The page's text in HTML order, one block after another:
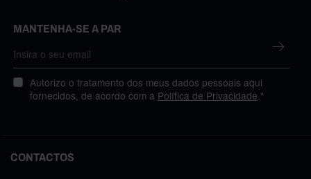
MANTENHA-SE A PAR
Autorizo o tratamento dos meus dados pessoais aqui
fornecidos, de acordo com a Política de Privacidade .*
CONTACTOS